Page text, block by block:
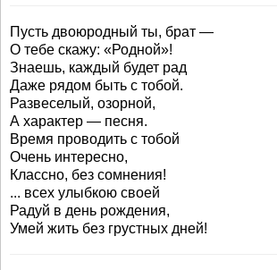
Пусть двоюродный ты, брат —
О тебе скажу: «Родной»!
Знаешь, каждый будет рад
Даже рядом быть с тобой.
Развеселый, озорной,
А характер — песня.
Время проводить с тобой
Очень интересно,
Классно, без сомнения!
... всех улыбкою своей
Радуй в день рождения,
Умей жить без грустных дней!